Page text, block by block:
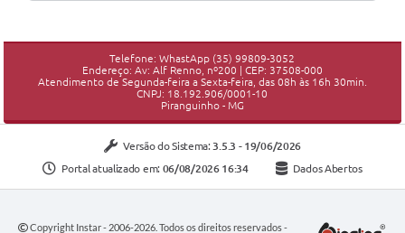
Telefone: WhastApp (35) 99809-3052
Endereço: Av: Alf Renno, nº200 | CEP: 37508-000
Atendimento de Segunda-feira a Sexta-feira, das 08h às 16h 30min.
CNPJ: 18.192.906/0001-10
Piranguinho - MG
Versão do Sistema: 3.5.3 - 19/06/2026
Portal atualizado em: 06/08/2026 16:34 Dados Abertos
Copyright Instar - 2006-2026. Todos os direitos reservados -